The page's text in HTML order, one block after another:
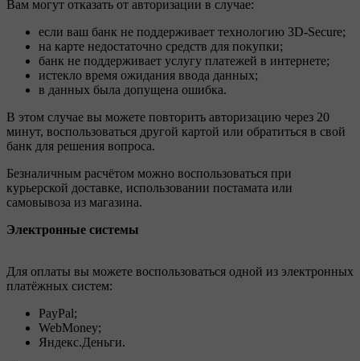
Вам могут отказать от авторизации в случае:
если ваш банк не поддерживает технологию 3D-Secure;
на карте недостаточно средств для покупки;
банк не поддерживает услугу платежей в интернете;
истекло время ожидания ввода данных;
в данных была допущена ошибка.
В этом случае вы можете повторить авторизацию через 20
минут, воспользоваться другой картой или обратиться в свой
банк для решения вопроса.
Безналичным расчётом можно воспользоваться при
курьерской доставке, использовании постамата или
самовывоза из магазина.
Электронные системы
Для оплаты вы можете воспользоваться одной из электронных
платёжных систем:
PayPal;
WebMoney;
Яндекс.Деньги.